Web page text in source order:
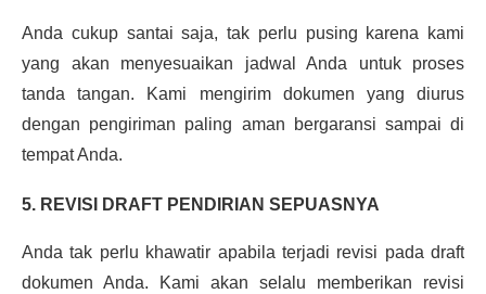
Anda cukup santai saja, tak perlu pusing karena kami
yang akan menyesuaikan jadwal Anda untuk proses
tanda tangan. Kami mengirim dokumen yang diurus
dengan pengiriman paling aman bergaransi sampai di
tempat Anda.
5. REVISI DRAFT PENDIRIAN SEPUASNYA
Anda tak perlu khawatir apabila terjadi revisi pada draft
dokumen Anda. Kami akan selalu memberikan revisi